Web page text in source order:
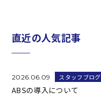
直近の人気記事
2026.06.09 スタッフブログ
ABSの導入について